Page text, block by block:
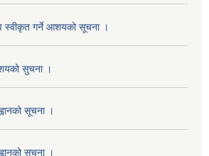
स्वीकृत गर्ने आशयको सूचना ।
सुचना ।
सूचना ।
सूचना ।